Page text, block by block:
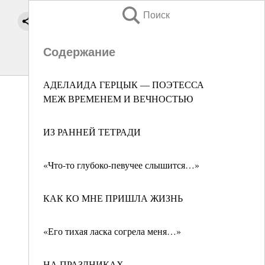
Поиск
Содержание
АДЕЛАИДА ГЕРЦЫК — ПОЭТЕССА
МЕЖ ВРЕМЕНЕМ И ВЕЧНОСТЬЮ
ИЗ РАННЕЙ ТЕТРАДИ
«Что-то глубоко-певучее слышится…»
КАК КО МНЕ ПРИШЛА ЖИЗНЬ
«Его тихая ласка согрела меня…»